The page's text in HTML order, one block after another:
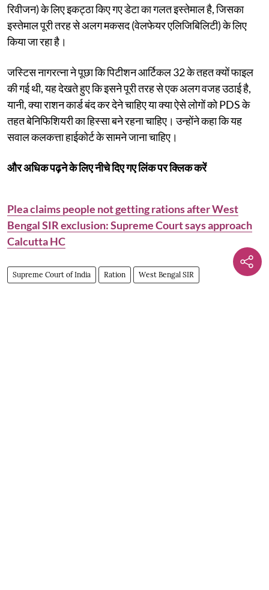
रिवीजन) के लिए इकट्ठा किए गए डेटा का गलत इस्तेमाल है, जिसका
इस्तेमाल पूरी तरह से अलग मकसद (वेलफेयर एलिजिबिलिटी) के लिए
किया जा रहा है।
जस्टिस नागरत्ना ने पूछा कि पिटीशन आर्टिकल 32 के तहत क्यों फाइल
की गई थी, यह देखते हुए कि इसने पूरी तरह से एक अलग वजह उठाई है,
यानी, क्या राशन कार्ड बंद कर देने चाहिए या क्या ऐसे लोगों को PDS के
तहत बेनिफिशियरी का हिस्सा बने रहना चाहिए। उन्होंने कहा कि यह
सवाल कलकत्ता हाईकोर्ट के सामने जाना चाहिए।
और अधिक पढ़ने के लिए नीचे दिए गए लिंक पर क्लिक करें
Plea claims people not getting rations after West
Bengal SIR exclusion: Supreme Court says approach
Calcutta HC
Supreme Court of India Ration West Bengal SIR